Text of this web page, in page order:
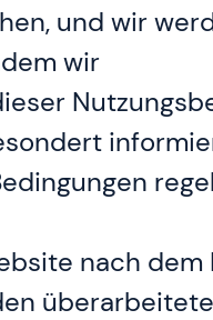
und wir
wir
nach